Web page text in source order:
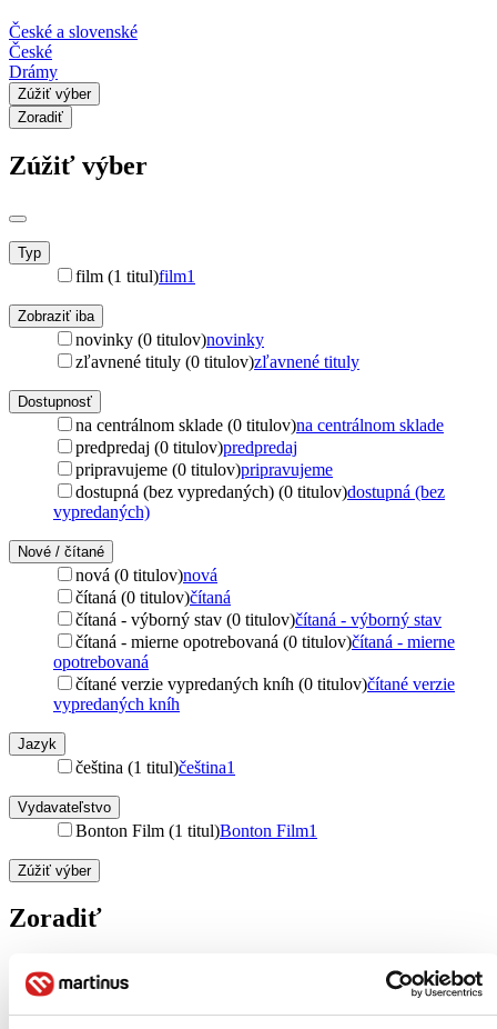
České a slovenské
České
Drámy
Zúžiť výber
Zoradiť
Zúžiť výber
Typ
film (1 titul)film1
Zobraziť iba
novinky (0 titulov)novinky
zľavnené tituly (0 titulov)zľavnené tituly
Dostupnosť
na centrálnom sklade (0 titulov)na centrálnom sklade
predpredaj (0 titulov)predpredaj
pripravujeme (0 titulov)pripravujeme
dostupná (bez vypredaných) (0 titulov)dostupná (bez
vypredaných)
Nové / čítané
nová (0 titulov)nová
čítaná (0 titulov)čítaná
čítaná - výborný stav (0 titulov)čítaná - výborný stav
čítaná - mierne opotrebovaná (0 titulov)čítaná - mierne
opotrebovaná
čítané verzie vypredaných kníh (0 titulov)čítané verzie
vypredaných kníh
Jazyk
čeština (1 titul)čeština1
Vydavateľstvo
Bonton Film (1 titul)Bonton Film1
Zúžiť výber
Zoradiť